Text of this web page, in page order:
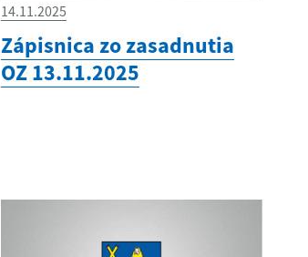
14.11.2025
Zápisnica zo zasadnutia
OZ 13.11.2025